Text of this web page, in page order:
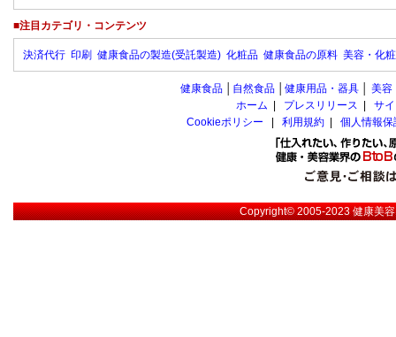
■注目カテゴリ・コンテンツ
決済代行 印刷 健康食品の製造(受託製造) 化粧品 健康食品の原料 美容・化
健康食品 自然食品 健康用品・器具 美容
ホーム
プレスリリース
サ
Cookieポリシー
利用規約 個人情報
Copyright© 2005-2023健康美